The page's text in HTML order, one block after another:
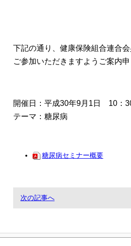
下記の通り、健康保険組合連合
ご参加いただきますようご案内申
開催日：平成30年9月1日 10：
テーマ：糖尿病
糖尿病セミナー概要
次の記事へ